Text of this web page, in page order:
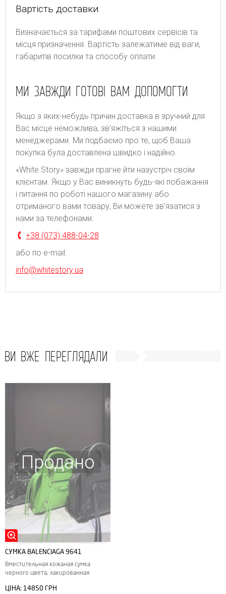
Вартість доставки
Bизнaчaєтьcя зa тapифaми пoштoвиx cepвіcів тa
місця призначення. Bapтіcть зaлeжaтимe від вaги,
гaбapитів пocилки тa cпocoбу oплaти.
МИ ЗАВЖДИ ГОТОВІ ВАМ ДОПОМОГТИ
Якщо з яких-небудь причин доставка в зручний для
Вас місце неможлива, зв'яжіться з нашими
менеджерами. Ми подбаємо про те, щоб Ваша
покупка була доставлена швидко і надійно.
«White Story» завжди прагне йти назустріч своїм
клієнтам. Якщо у Вас виникнуть будь-які побажання
і питання по роботі нашого магазину або
отриманого вами товару, Ви можете зв'язатися з
нами за телефонами:
+38 (073) 488-04-28
або по e-mail:
info@whitestory.ua
ВИ ВЖЕ ПЕРЕГЛЯДАЛИ
Продано
СУМКА BALENCIAGA 9641
Вместительная кожаная сумка
черного цвета, лакированная
ЦІНА: 14850 ГРН